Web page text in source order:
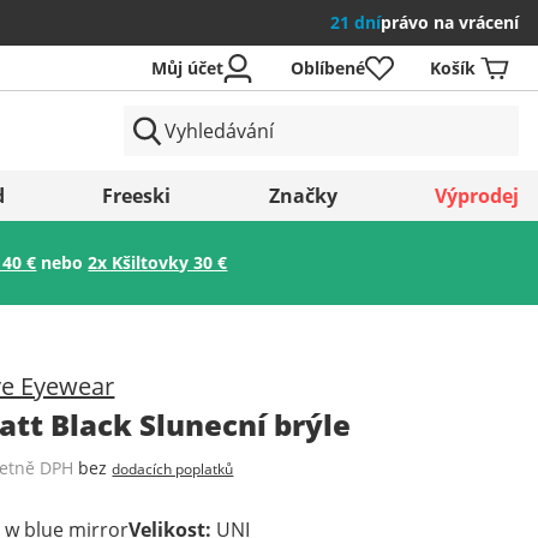
21 dníprávo na vrácení
Uložit
Můj účet Oblíbené Košík
Freeski Značky Výprodej
€ nebo2x Kšiltovky 30 €
Eyewear
Black Slunecní brýle
DPH bezdodacích poplatků
w blue mirrorVelikost: UNI